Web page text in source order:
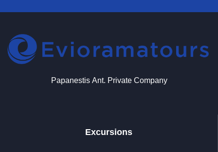
Papanestis Αnt. Private Company
Excursions